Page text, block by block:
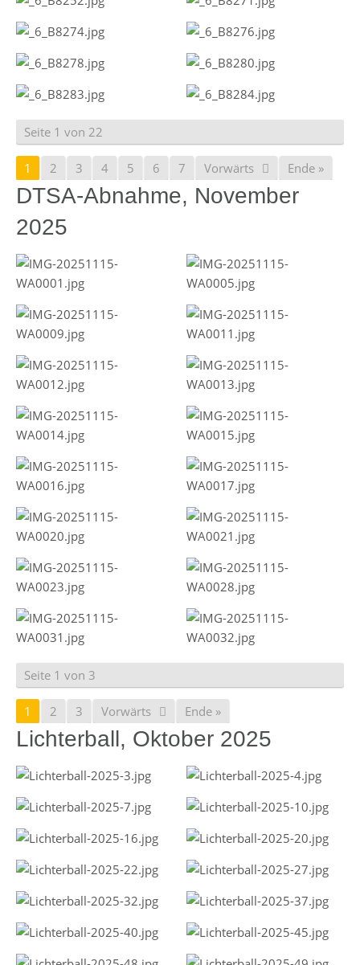
Seite 1 von 22
1 2 3 4 5 6 7 Vorwärts Ende »
DTSA-Abnahme, November
2025
Seite 1 von 3
1 2 3 Vorwärts Ende »
Lichterball, Oktober 2025